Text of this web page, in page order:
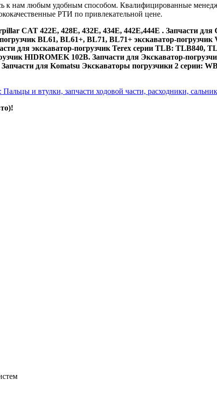
к нам любым удобным способом. Квалифицированные
РТИ по привлекательной цене.
CAT 422E, 428E, 432E, 434E, 442E,444E . Запчасти
BL61, BL61+, BL71, BL71+ экскаватор-
для экскаватор-погрузчик Terex серии TLB: TLB840,
HIDROMEK 102B. Запчасти для Экскаватор-
для Komatsu Экскаваторы погрузчики 2 серии:
Пальцы и втулки, запчасти ходовой части, расходники,